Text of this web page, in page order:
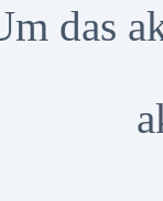
das